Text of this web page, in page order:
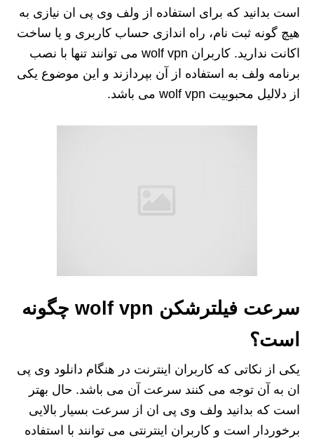
است بدانید که برای استفاده از ولف وی پی ان نیازی به
هیچ گونه ثبت نام، راه اندازی حساب کاربری و یا ساخت
اکانت ندارید. کاربران wolf vpn می‌ توانند تنها با نصب
برنامه ولف به استفاده از آن بپردازند و این موضوع یکی
از دلالیل محبوبیت wolf vpn می باشد.
سرعت فیلترشکن wolf vpn چگونه
است؟
یکی از نکاتی که کاربران اینترنت در هنگام دانلود وی پی
ان به آن توجه می‌ کنند سرعت آن می باشد. حال بهتر
است که بدانید ولف وی پی ان از سرعت بسیار بالایی
برخوردار است و کاربران اینترنتی می توانند با استفاده